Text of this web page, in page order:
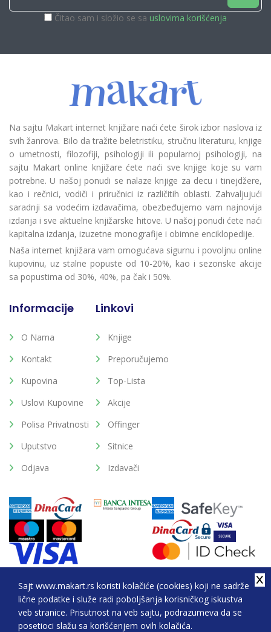
Sajt www.makart.rs koristi kolačiće (cookies) koji ne sadrže
lične podatke i služe radi poboljšanja korisničkog iskustva
veb stranice. Prisutnost na veb sajtu, podrazumeva da se
posetioci slažu sa korišćenjem ovih kolačića.
Čitao sam i složio se sa uslovima korišćenja
Na sajtu Makart internet knjižare naći ćete širok izbor naslova iz
svih žanrova. Bilo da tražite beletristiku, stručnu literaturu, knjige
o umetnosti, filozofiji, psihologiji ili popularnoj psihologiji, na
sajtu Makart online knjižare ćete naći sve knjige koje su vam
potrebne. U našoj ponudi se nalaze knjige za decu i tinejdžere,
kao i rečnici, vodiči i priručnici iz različitih oblasti. Zahvaljujući
saradnji sa vodećim izdavačima, obezbeđujemo vam najnovija
izdanja i sve aktuelne knjižarske hitove. U našoj ponudi ćete naći
kapitalna izdanja, izuzetne monografije i obimne enciklopedije.
Naša internet knjižara vam omogućava sigurnu i povoljnu online
kupovinu, uz stalne popuste od 10-20%, kao i sezonske akcije
sa popustima od 30%, 40%, pa čak i 50%.
Informacije
O Nama
Kontakt
Kupovina
Uslovi Kupovine
Polisa Privatnosti
Uputstvo
Odjava
Linkovi
Knjige
Preporučujemo
Top-Lista
Akcije
Offinger
Sitnice
Izdavači
2026. All Rights Reserved © Makart.rs - MAKART DOO
BEOGRAD (NOVI BEOGRAD), PIB: 105184104, MB: